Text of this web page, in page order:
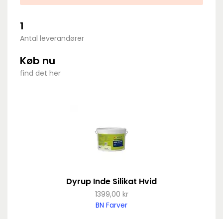
1
Antal leverandører
Køb nu
find det her
Dyrup Inde Silikat Hvid
1399,00 kr
BN Farver